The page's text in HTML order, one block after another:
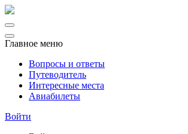
Главное меню
Вопросы и ответы
Путеводитель
Интересные места
Авиабилеты
Войти